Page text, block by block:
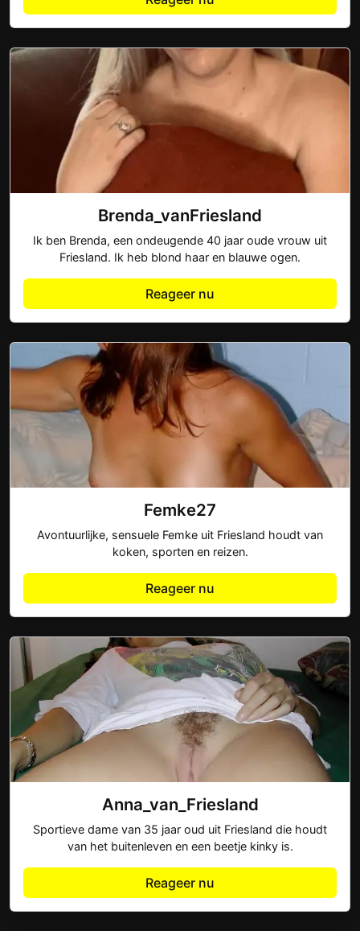
Brenda_vanFriesland
Ik ben Brenda, een ondeugende 40 jaar oude vrouw uit
Friesland. Ik heb blond haar en blauwe ogen.
Reageer nu
Femke27
Avontuurlijke, sensuele Femke uit Friesland houdt van
koken, sporten en reizen.
Reageer nu
Anna_van_Friesland
Sportieve dame van 35 jaar oud uit Friesland die houdt
van het buitenleven en een beetje kinky is.
Reageer nu